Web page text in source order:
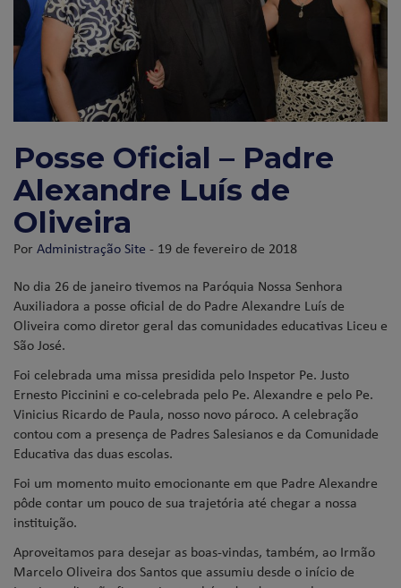
Posse Oficial – Padre
Alexandre Luís de
Oliveira
PorAdministração Site - 19 de fevereiro de 2018
No dia 26 de janeiro tivemos na Paróquia Nossa Senhora
Auxiliadora a posse oficial de do Padre Alexandre Luís de
Oliveira como diretor geral das comunidades educativas Liceu e
São José.
Foi celebrada uma missa presidida pelo Inspetor Pe. Justo
Ernesto Piccinini e co-celebrada pelo Pe. Alexandre e pelo Pe.
Vinicius Ricardo de Paula, nosso novo pároco. A celebração
contou com a presença de Padres Salesianos e da Comunidade
Educativa das duas escolas.
Foi um momento muito emocionante em que Padre Alexandre
pôde contar um pouco de sua trajetória até chegar a nossa
instituição.
Aproveitamos para desejar as boas-vindas, também, ao Irmão
Marcelo Oliveira dos Santos que assumiu desde o início de